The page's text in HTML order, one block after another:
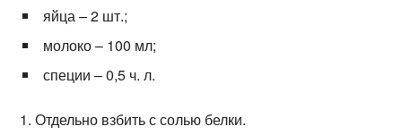
яйца – 2 шт.;
молоко – 100 мл;
специи – 0,5 ч. л.
Отдельно взбить с солью белки.